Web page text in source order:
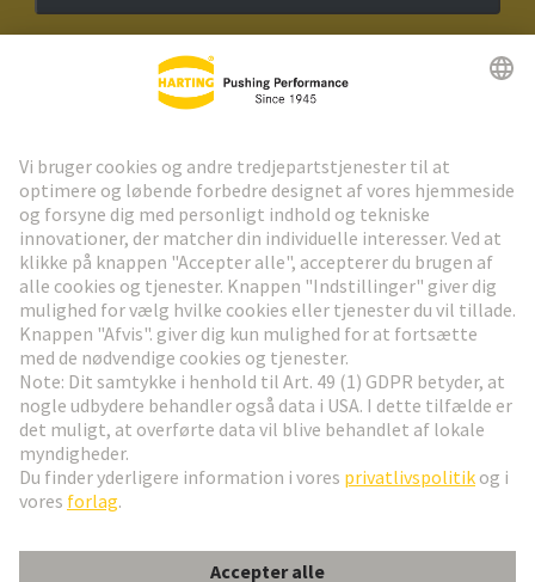
HARTING Newsletter
Gå til registrering
Social Media
Danmark